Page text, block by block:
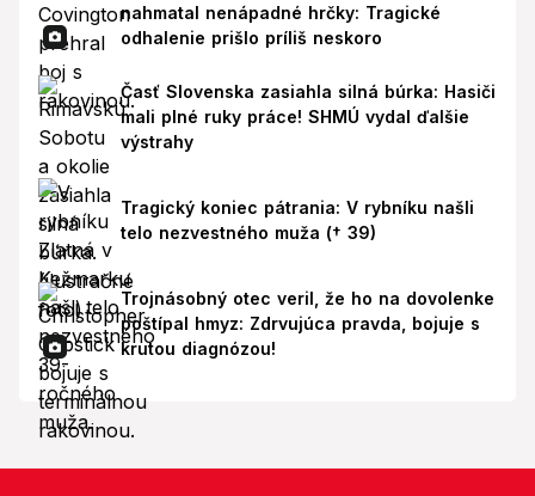
nahmatal nenápadné hrčky: Tragické
odhalenie prišlo príliš neskoro
Časť Slovenska zasiahla silná búrka: Hasiči
mali plné ruky práce! SHMÚ vydal ďalšie
výstrahy
Tragický koniec pátrania: V rybníku našli
telo nezvestného muža († 39)
Trojnásobný otec veril, že ho na dovolenke
poštípal hmyz: Zdrvujúca pravda, bojuje s
krutou diagnózou!